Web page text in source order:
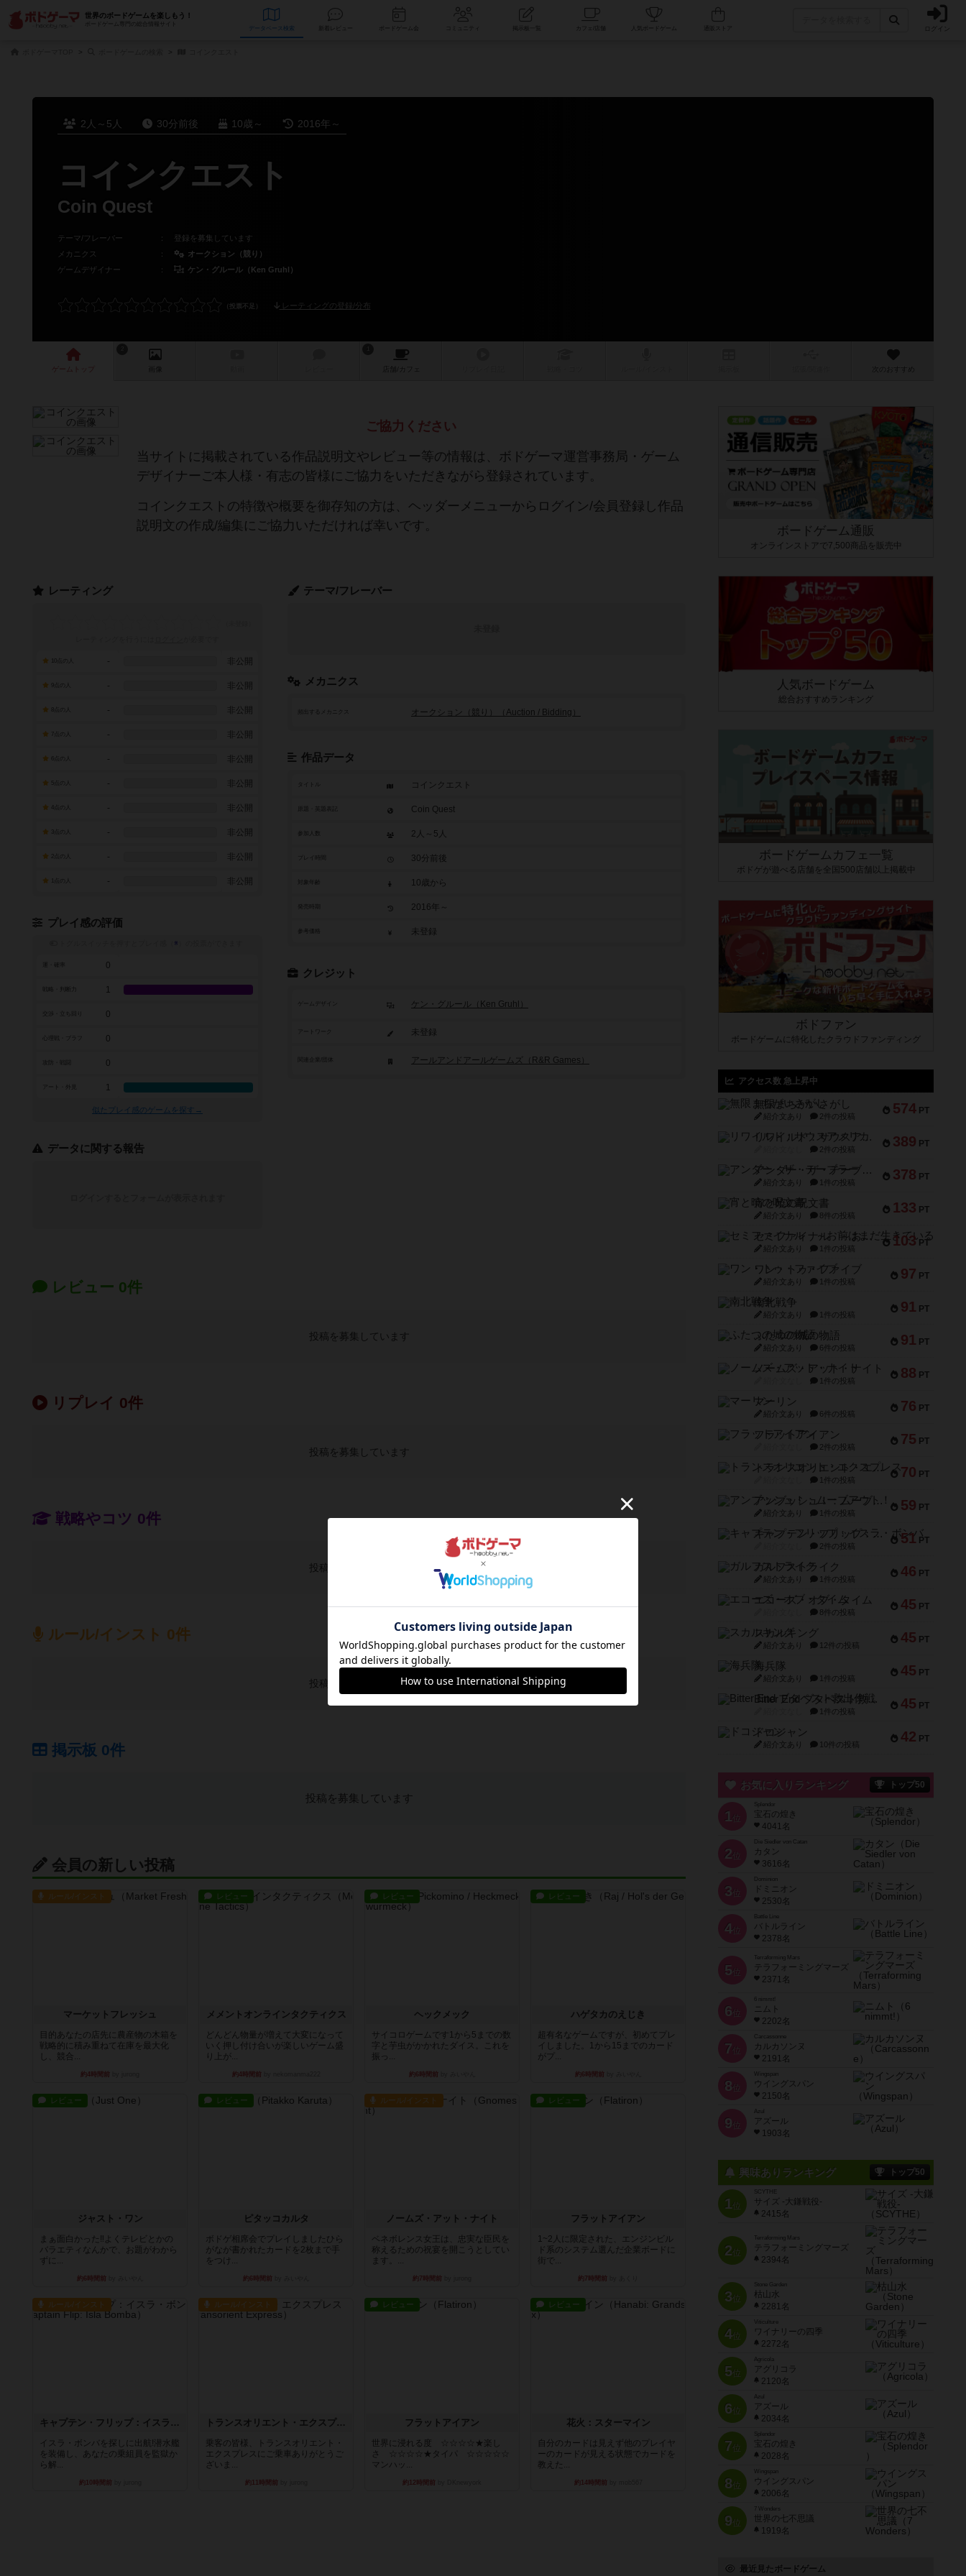
世界のボードゲームを楽しもう！
ボードゲーム専門の総合情報サイト
データベース コミュニティ 人気ボードゲーム ログイン
2人～5人 30分前後 10歳～ 2016年～
コインクエスト
Coin Quest
テーマ/フレーバー ：
登録を募集しています
メカニクス
：
オークション（競り）
ゲームデザイナー
： ケン・グルール（Ken Gruhl）
レーティングの登録/分布
ゲーム 画像 店舗/ カフェ 次のおすすめ
ご協力ください
当サイトに掲載されている作品説明文やレビュー等の情報は、ボドゲーマ運営事務局・ゲーム
デザイナーご本人様・有志の皆様にご協力をいただきながら登録されています。
コインクエストの特徴や概要を御存知の方は、ヘッダーメニューからログイン/会員登録し作品
説明文の作成/編集にご協力いただければ幸いです。
テーマ/フレーバー
メカニクス
頻出するメカニクス オークション（競り）（Auction / Bidding）
作品データ
タイトル コインクエスト
Coin Quest
参加人数 2人～5人
30分前後
10歳から
2016年～
参考価格 未登録
クレジット
ゲームデザイン ケン・グルール（Ken Gruhl）
アートワーク 未登録
アールアンドアールゲームズ（R&R Games）
レーティング
- 非公開
- 非公開
- 非公開
7点の人 - 非公開
- 非公開
- 非公開
- 非公開
- 非公開
- 非公開
- 非公開
プレイ感の評価
※
0
戦略・判断力 1
0
0
0
アート・外見 1
似たプレイ感のゲームを探す→
データに関する報告
レビュー 0件
投稿を募集しています
リプレイ 0件
投稿を募集しています
戦略やコツ 0件
投稿を募集しています
ルール/インスト 0件
投稿を募集しています
掲示板 0件
投稿を募集しています
会員の新しい投稿
ルール/インスト
マーケットフレッシュ
目的あなたの店先に農産物の木箱を
戦略的に積み重ねて在庫を最大化
し、競合...
約4時間前
レビュー
メメントオンラインタクティクス
どんどん物量が増えて大変になって
いく押し付け合いが楽しいゲーム盛
り上が...
約4時間前
レビュー
ヘックメック
サイコロゲームです1から5までの数
字と芋虫がかかれたダイス。これを
振っ...
約6時間前
レビュー
ハゲタカのえじき
超有名なゲームですが、初めてプレ
イしました。1から15までのカード
がプ...
約6時間前
レビュー
ジャスト・ワン
まぁ面白かった‼️よくテレビとかの
バラエティなんかで、お題がわから
ずに...
約6時間前
レビュー
ピタッコカルタ
ボドゲ相席会でプレイしましたひら
がなが書かれたカードを2枚まで手
をつけ...
約6時間前
ルール/インスト
ノームズ・アット・ナイト
ベネボレンス女王は、忠実な臣民を
称えるための祝宴を開こうとしてい
ます。...
約7時間前
レビュー
フラットアイアン
1~2人に限定された、エンジンビル
ド系のシステム選んだ企業ボードに
街で...
約7時間前
ルール/インスト
キャプテン・フリップ：イスラ・ボンバ
イスラ・ボンバを探しに出航!潜水艦
を装備し、あなたの乗組員を監獄か
ら解...
約10時間前
ルール/インスト
トランスオリエント・エクスプレス
乗客の皆様、トランスオリエント・
エクスプレスにご乗車ありがとうご
ざいま...
約11時間前
レビュー
フラットアイアン
世界に浸れる度 ☆☆☆☆★楽し
さ ☆☆☆☆★タイパ ☆☆☆☆☆
マンハッ...
約12時間前
レビュー
花火：スターマイン
自分のカードは見えず他のプレイヤ
ーのカードが見える状態でカードを
教えた...
約14時間前
ボードゲーム通販
オンラインストアで7,500商品を販売中
人気ボードゲーム
総合おすすめランキング
ボードゲームカフェ一覧
ボドゲが遊べる店舗を全国500店舗以上掲載中
ボドファン
ボードゲームに特化したクラウドファンディング
アクセス数 急上昇中
574 PT
無限まちがいさがし
紹介文あり 2件の投稿
389 PT
リワイルド：サウスアメリカ
2件の投稿
378 PT
アンダー・ザ・テーブラー
紹介文あり 1件の投稿
133 PT
宵と暁の呪文書
紹介文あり 8件の投稿
103 PT
セミファイナル ～お前はまだ生きている～
紹介文あり 1件の投稿
97 PT
ワン・トゥ・ファイブ
紹介文あり 1件の投稿
91 PT
南北戦争
紹介文あり 1件の投稿
91 PT
ふたつの城の物語
紹介文あり 6件の投稿
88 PT
ノームズ・アット・ナイト
1件の投稿
76 PT
マーリン
紹介文あり 6件の投稿
75 PT
フラットアイアン
2件の投稿
70 PT
トランスオリエント・エクスプレス
1件の投稿
59 PT
アンブッシュ！：ムーブアウト！
紹介文あり 1件の投稿
51 PT
キャプテン・フリップ：イスラ・ボンバ
2件の投稿
46 PT
ガルフストライク
紹介文あり 1件の投稿
45 PT
エコーズ・オブ・タイム
8件の投稿
45 PT
スカルキング
紹介文あり 12件の投稿
45 PT
海兵隊
紹介文あり 1件の投稿
45 PT
Bitter End ブタペスト救出作戦
1件の投稿
42 PT
ドコジャン
紹介文あり 10件の投稿
お気に入りランキング トップ50
1 位
宝石の煌き
4041名
2 位
Die Siedler von Catan
カタン
3616名
3 位
ドミニオン
2530名
4位
Battle Line
バトルライン
2378名
5 位
Terraforming Mars
テラフォーミングマーズ
2371名
6 位
ニムト
2202名
7 位
Carcassonne
カルカソンヌ
2191名
8 位
Wingspan
ウイングスパン
2150名
9 位
Azul
アズール
1903名
興味ありランキング トップ50
1位
SCYTHE
サイズ -大鎌戦役-
2415名
2位
Terraforming Mars
テラフォーミングマーズ
2394名
3位
Stone Garden
枯山水
2281名
4位
Viticulture
ワイナリーの四季
2272名
5位
Agricola
アグリコラ
2120名
6位
Azul
アズール
2034名
7位
宝石の煌き
2028名
8位
Wingspan
ウイングスパン
2006名
9位
7 Wonders
世界の七不思議
1919名
最近見たボードゲーム